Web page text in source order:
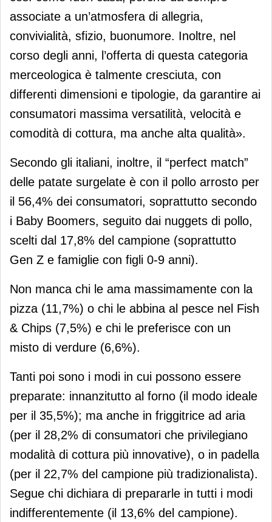
associate a un’atmosfera di allegria,
convivialità, sfizio, buonumore. Inoltre, nel
corso degli anni, l’offerta di questa categoria
merceologica è talmente cresciuta, con
differenti dimensioni e tipologie, da garantire ai
consumatori massima versatilità, velocità e
comodità di cottura, ma anche alta qualità».
Secondo gli italiani, inoltre, il “perfect match”
delle patate surgelate è con il pollo arrosto per
il 56,4% dei consumatori, soprattutto secondo
i Baby Boomers, seguito dai nuggets di pollo,
scelti dal 17,8% del campione (soprattutto
Gen Z e famiglie con figli 0-9 anni).
Non manca chi le ama massimamente con la
pizza (11,7%) o chi le abbina al pesce nel Fish
& Chips (7,5%) e chi le preferisce con un
misto di verdure (6,6%).
Tanti poi sono i modi in cui possono essere
preparate: innanzitutto al forno (il modo ideale
per il 35,5%); ma anche in friggitrice ad aria
(per il 28,2% di consumatori che privilegiano
modalità di cottura più innovative), o in padella
(per il 22,7% del campione più tradizionalista).
Segue chi dichiara di prepararle in tutti i modi
indifferentemente (il 13,6% del campione).